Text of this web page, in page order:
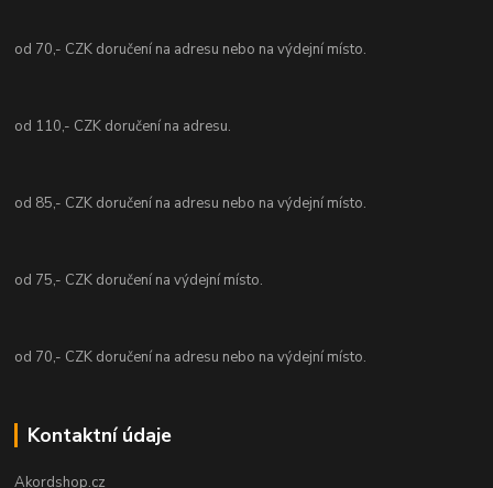
od 70,- CZK doručení na adresu nebo na výdejní místo.
od 110,- CZK doručení na adresu.
od 85,- CZK doručení na adresu nebo na výdejní místo.
od 75,- CZK doručení na výdejní místo.
od 70,- CZK doručení na adresu nebo na výdejní místo.
Kontaktní údaje
Akordshop.cz